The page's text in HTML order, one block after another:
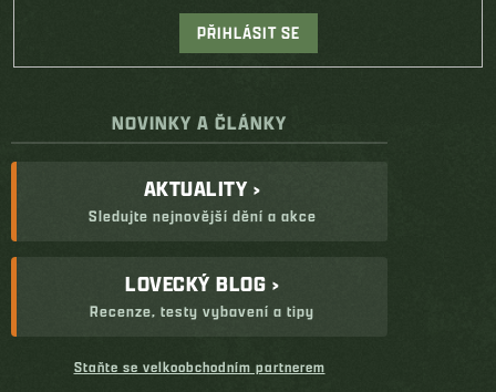
PŘIHLÁSIT SE
NOVINKY A ČLÁNKY
AKTUALITY ›
Sledujte nejnovější dění a akce
LOVECKÝ BLOG ›
Recenze, testy vybavení a tipy
Staňte se velkoobchodním partnerem